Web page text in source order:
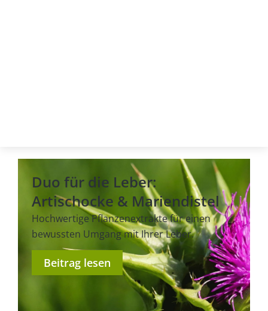
Duo für die Leber:
Artischocke & Mariendistel
Hochwertige Pflanzenextrakte für einen
bewussten Umgang mit Ihrer Leber.
Beitrag lesen